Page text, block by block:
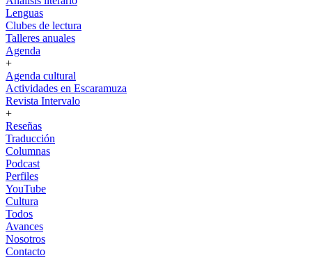
Lenguas
Clubes de lectura
Talleres anuales
Agenda
+
Agenda cultural
Actividades en Escaramuza
Revista Intervalo
+
Reseñas
Traducción
Columnas
Podcast
Perfiles
YouTube
Cultura
Todos
Avances
Nosotros
Contacto